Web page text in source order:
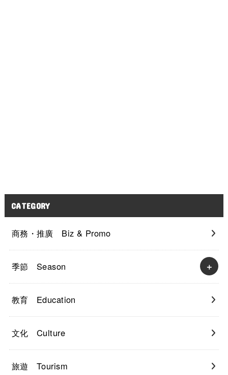
CATEGORY
商務・推廣 Biz & Promo
季節 Season
教育 Education
文化 Culture
旅遊 Tourism